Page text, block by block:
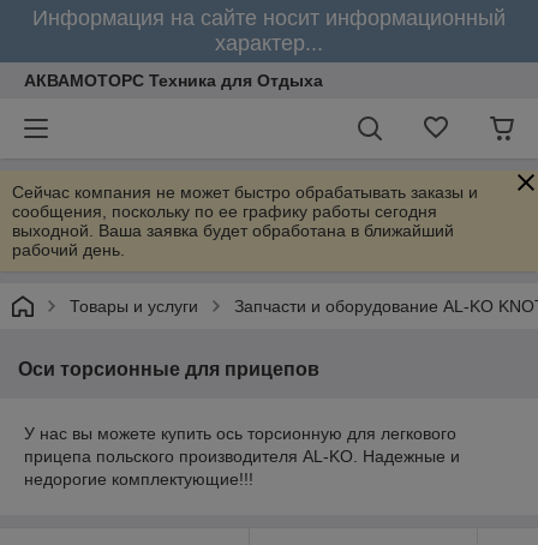
Информация на сайте носит информационный
характер...
АКВАМОТОРС Техника для Отдыха
Сейчас компания не может быстро обрабатывать заказы и
сообщения, поскольку по ее графику работы сегодня
выходной. Ваша заявка будет обработана в ближайший
рабочий день.
Товары и услуги Запчасти и оборудование AL-KO
Оси торсионные для прицепов
У нас вы можете купить ось торсионную для легкового
прицепа польского производителя AL-KO. Надежные и
недорогие комплектующие!!!